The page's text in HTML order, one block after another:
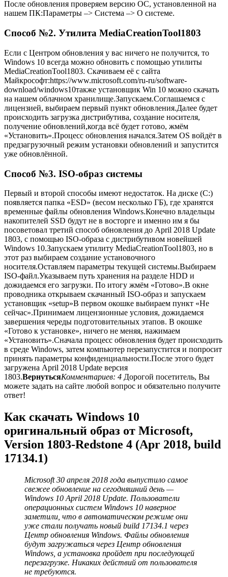
После обновления проверяем версию ОС, установленной на
нашем ПК:Параметры –> Система –> О системе.
Способ №2. Утилита MediaCreationTool1803
Если с Центром обновления у вас ничего не получится, то
Windows 10 всегда можно обновить с помощью утилиты
MediaCreationTool1803. Скачиваем её с сайта
Майкрософт:https://www.microsoft.com/ru-ru/software-
download/windows10также установщик Win 10 можно скачать
на нашем облачном хранилище.Запускаем.Соглашаемся с
лицензией, выбираем первый пункт обновления.Далее будет
происходить загрузка дистрибутива, создание носителя,
получение обновлений,когда всё будет готово, жмём
«Установить».Процесс обновления начался.Затем OS войдёт в
предзагрузочный режим установки обновлений и запустится
уже обновлённой.
Способ №3. ISO-образ системы
Первый и второй способы имеют недостаток. На диске (C:)
появляется папка «ESD» (весом несколько ГБ), где хранятся
временные файлы обновления Windows.Конечно владельцы
накопителей SSD будут не в восторге и именно им я бы
посоветовал третий способ обновления до April 2018 Update
1803, с помощью ISO-образа с дистрибутивом новейшей
Windows 10.Запускаем утилиту MediaCreationTool1803, но в
этот раз выбираем создание установочного
носителя.Оставляем параметры текущей системы.Выбираем
ISO-файл.Указываем путь хранения на разделе HDD и
дожидаемся его загрузки. По итогу жмём «Готово».В окне
проводника открываем скачанный ISO-образ и запускаем
установщик «setup»В первом окошке выбираем пункт «Не
сейчас».Принимаем лицензионные условия, дожидаемся
завершения череды подготовительных этапов. В окошке
«Готово к установке», ничего не меняя, нажимаем
«Установить».Сначала процесс обновления будет происходить
в среде Windows, затем компьютер перезапустится и попросит
принять параметры конфиденциальности.После этого будет
загружена April 2018 Update версия
1803.ВернутьсяКомментариев: 4 Дорогой посетитель, Вы
можете задать на сайте любой вопрос и обязательно получите
ответ!
Как скачать Windows 10
оригинальный образ от Microsoft,
Version 1803-Redstone 4 (Apr 2018, build
17134.1)
Microsoft 30 апреля 2018 года выпустило самое
свежее обновление на сегодняшний день —
Windows 10 April 2018 Update. Пользователи
операционных систем Windows 10 наверное
заметили, что в автоматическом режиме они
уже стали получать новый build 17134.1 через
Центр обновления Windows. Файлы обновления
будут загружаться через Центр обновления
Windows, а установка пройдет при последующей
перезагрузке. Никаких действий от пользователя
не требуются.